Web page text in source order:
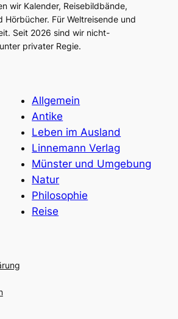
wir Kalender, Reisebildbände,
Hörbücher. Für Weltreisende und
Seit 2026 sind wir nicht-
privater Regie.
Allgemein
Antike
Leben im Ausland
Linnemann Verlag
Münster und Umgebung
Natur
Philosophie
Reise